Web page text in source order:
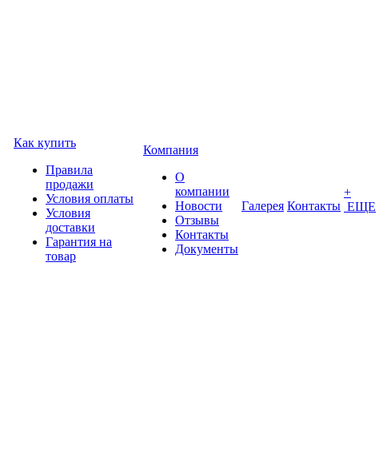
Как купить
Правила
продажи
Условия оплаты
Условия
доставки
Гарантия на
товар
Компания
О
компании
Новости
Отзывы
Контакты
Документы
Галерея Контакты
+
ЕЩЕ